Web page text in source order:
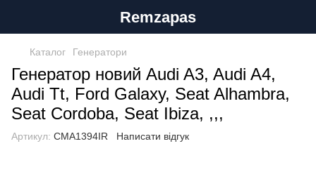
Remzapas
Каталог Генератори
Генератор новий Audi A3, Audi A4,
Audi Tt, Ford Galaxy, Seat Alhambra,
Seat Cordoba, Seat Ibiza, ,,,
Артикул: CMA1394IR Написати відгук